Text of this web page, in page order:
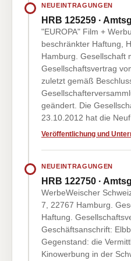
NEUEINTRAGUNGEN
HRB 125259 ·
"EUROPA" Film +
beschränkter Haftung,
Hamburg. Gesellschaft
Gesellschaftsvertrag
zuletzt gemäß
geändert. Die
23.10.2012 hat die
Veröffentlichung und
NEUEINTRAGUNGEN
HRB 122750 ·
WerbeWeischer
7, 22767 Hamburg.
Haftung.
Geschäftsanschrift:
Gegenstand: die
Kinowerbung in der